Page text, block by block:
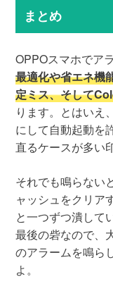
まとめ
OPPOスマホでア
最適化や省エネ機
定ミス、そして
ります。とはいえ
にして自動起動を
直るケースが多い
それでも鳴らない
ャッシュをクリア
と一つずつ潰して
最後の砦なので、
のアラームを鳴ら
よ。